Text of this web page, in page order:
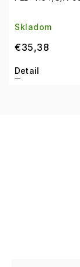
Skladom
€39,54
Detail